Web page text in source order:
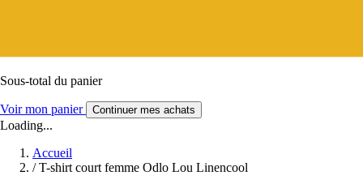
Sous-total du panier
Voir mon panier Continuer mes achats
Loading...
Accueil
/ T-shirt court femme Odlo Lou Linencool